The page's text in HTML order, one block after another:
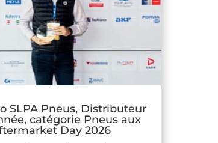
SLPA Pneus, Distributeur
catégorie Pneus aux
Day 2026